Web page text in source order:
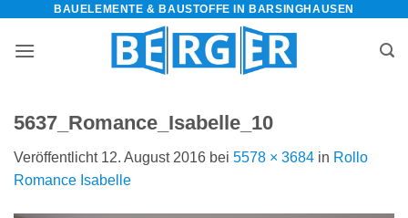
springen
BAUELEMENTE & BAUSTOFFE IN BARSINGHAUSEN
5637_Romance_Isabelle_10
Veröffentlicht 12. August 2016 bei 5578 × 3684 in Rollo
Romance Isabelle